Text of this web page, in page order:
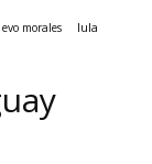
evo morales lula